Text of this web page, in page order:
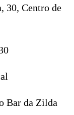
30, Centro de
Bar da Zilda